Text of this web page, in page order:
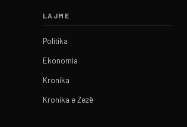
LAJME
Politika
Ekonomia
Kronika
Kronika e Zezë